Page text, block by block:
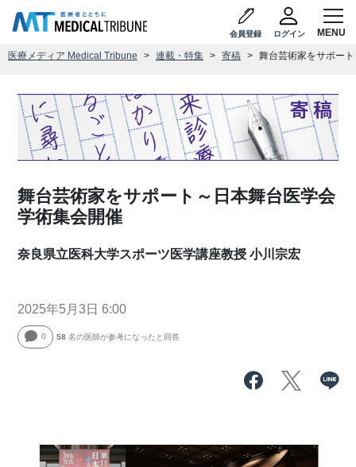
会員登録 ログイン
医療メディア Medical Tribune 連載・特集 寄稿 舞台芸術家をサポー
舞台芸術家をサポート～日本舞台医学会
学術集会開催
奈良県立医科大学スポーツ医学講座教授 小川宗宏
2025年5月3日 6:00
0 58 名の医師が参考になったと回答